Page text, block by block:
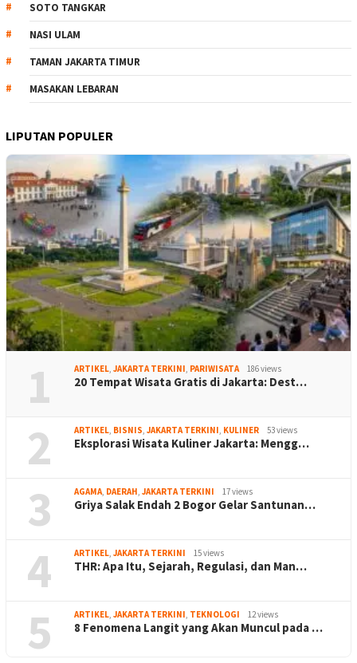
SOTO TANGKAR
NASI ULAM
TAMAN JAKARTA TIMUR
MASAKAN LEBARAN
LIPUTAN POPULER
1 ARTIKEL, JAKARTA TERKINI, PARIWISATA 186 views
20 Tempat Wisata Gratis di Jakarta: Dest…
2 ARTIKEL, BISNIS, JAKARTA TERKINI, KULINER 53 views
Eksplorasi Wisata Kuliner Jakarta: Mengg…
3 AGAMA, DAERAH, JAKARTA TERKINI 17 views
Griya Salak Endah 2 Bogor Gelar Santunan…
4 ARTIKEL, JAKARTA TERKINI 15 views
THR: Apa Itu, Sejarah, Regulasi, dan Man…
5 ARTIKEL, JAKARTA TERKINI, TEKNOLOGI 12 views
8 Fenomena Langit yang Akan Muncul pada …